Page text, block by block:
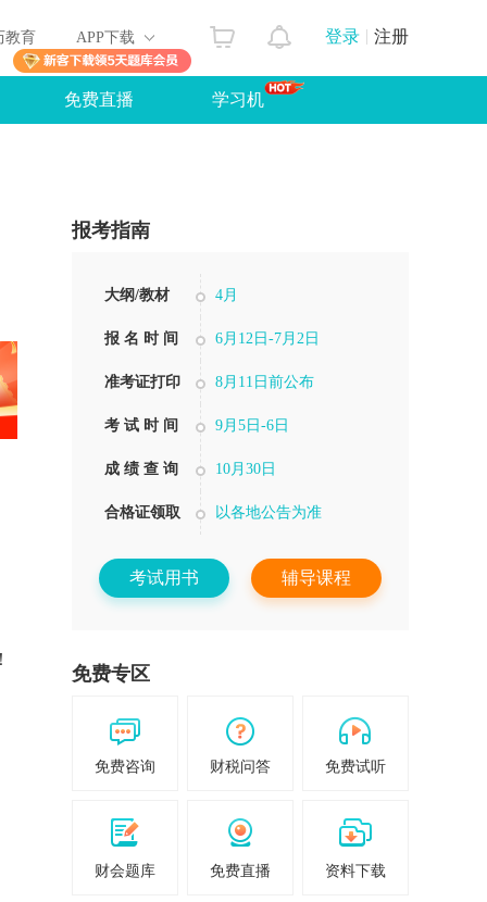
登录 注册
教育 APP下载
免费直播 学习机
报考指南
大纲/教材 4月
报 名 时 间 6月12日-7月2日
准考证打印 8月11日前公布
考 试 时 间 9月5日-6日
成 绩 查 询 10月30日
合格证领取 以各地公告为准
考试用书 辅导课程
免费专区
免费咨询 财税问答 免费试听
财会题库 免费直播 资料下载